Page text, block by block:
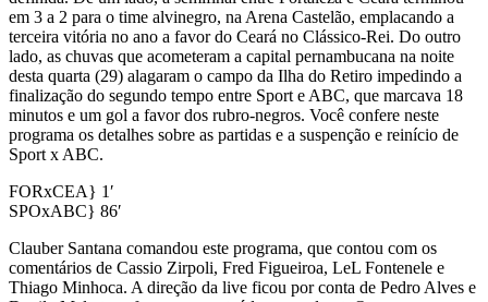
em 3 a 2 para o time alvinegro, na Arena Castelão, emplacando a
terceira vitória no ano a favor do Ceará no Clássico-Rei. Do outro
lado, as chuvas que acometeram a capital pernambucana na noite
desta quarta (29) alagaram o campo da Ilha do Retiro impedindo a
finalização do segundo tempo entre Sport e ABC, que marcava 18
minutos e um gol a favor dos rubro-negros. Você confere neste
programa os detalhes sobre as partidas e a suspenção e reinício de
Sport x ABC.
FORxCEA} 1′
SPOxABC} 86′
Clauber Santana comandou este programa, que contou com os
comentários de Cassio Zirpoli, Fred Figueiroa, LeL Fontenele e
Thiago Minhoca. A direção da live ficou por conta de Pedro Alves e